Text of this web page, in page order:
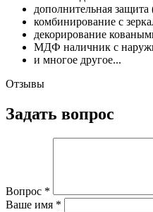
дополнительная защита
комбинирование с
декорирование
МДФ наличник с
и многое другое...
Отзывы
Задать вопрос
Вопрос *
Ваше имя *